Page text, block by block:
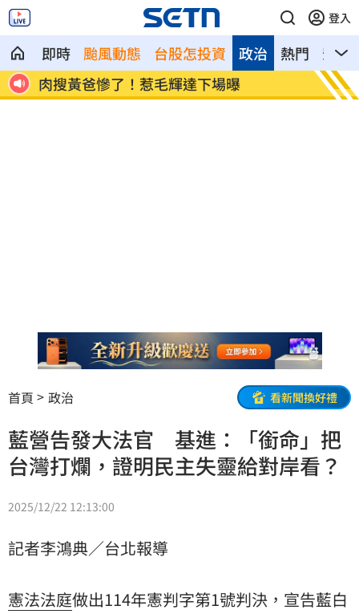
登入
即時 颱風動態 台股怎投資 熱門 影音
政治
肉搜黃爸慘了！惹毛輝達下場曝
川普
遊
首頁 政治 看新聞換好禮
藍營告發大法官 基進：「銜命」把
台灣打爛，證明民主失靈給對岸看？
2025/12/22 12:13:00
記者李鴻典／台北報導
憲法法庭做出114年憲判字第1號判決，宣告藍白